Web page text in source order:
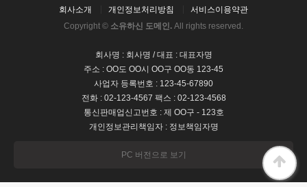
회사소개 개인정보처리방침
서비스이용약관
Copyright © 소유하신 도메인. All rights reserved.
회사명 : 회사명 / 대표 : 대표자명
주소 : OO도 OO시 OO구 OO동 123-45
사업자 등록번호 : 123-45-67890
전화 : 02-123-4567 팩스 : 02-123-4568
통신판매업신고번호 : 제 OO구 - 123호
개인정보관리책임자 : 정보책임자명
PC 버전으로 보기